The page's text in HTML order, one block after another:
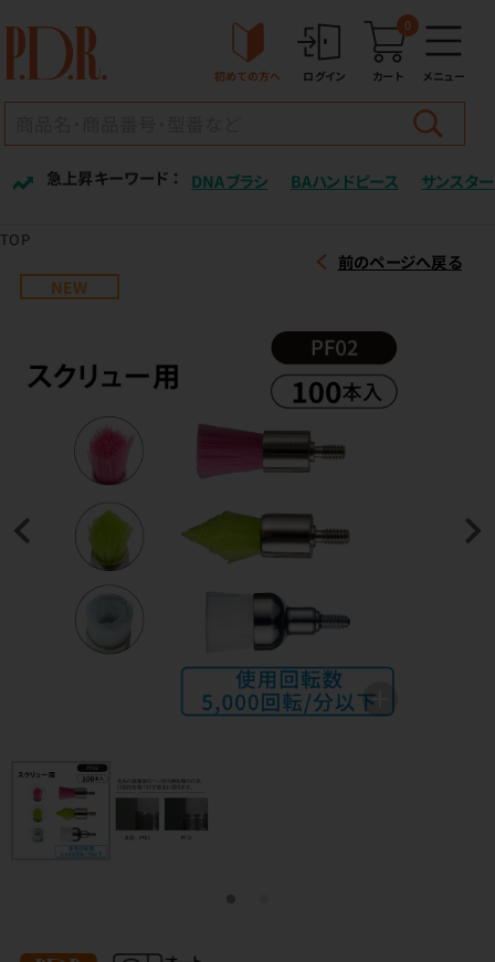
初めての方へ ログイン カート
0
メニュー
急上昇キーワード ： DNAブラシ BAハンドピース サンスター
TOP
前のページへ戻る
NEW